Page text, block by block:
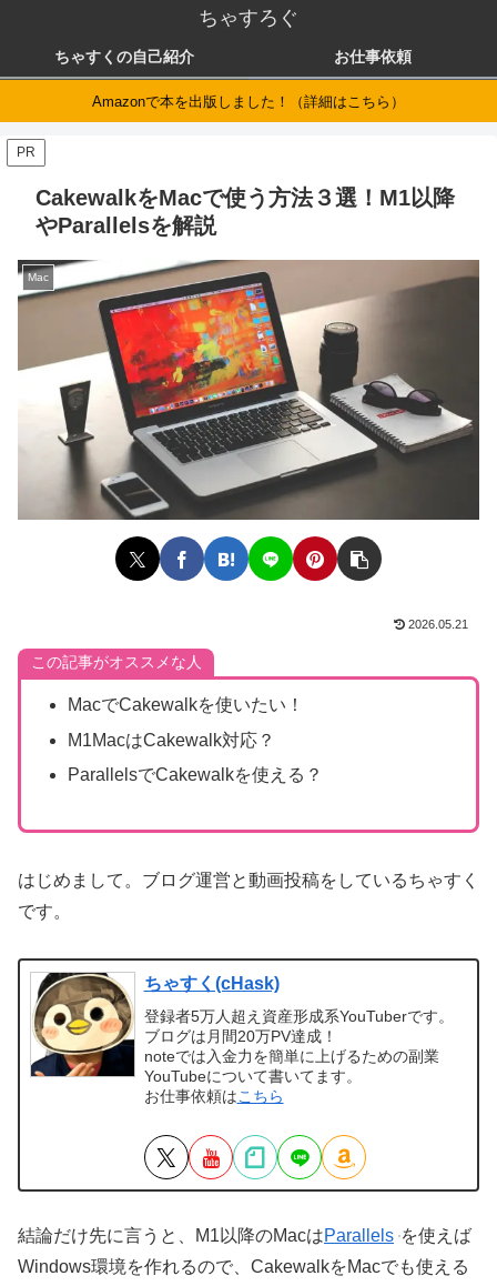
ちゃすろぐ
ちゃすくの自己紹介 お仕事依頼
Amazonで本を出版しました！（詳細はこちら）
PR
CakewalkをMacで使う方法３選！M1以降
やParallelsを解説
Mac
2026.05.21
この記事がオススメな人
MacでCakewalkを使いたい！
M1MacはCakewalk対応？
ParallelsでCakewalkを使える？
はじめまして。ブログ運営と動画投稿をしているちゃすく
です。
ちゃすく(cHask)
登録者5万人超え資産形成系YouTuberです。
ブログは月間20万PV達成！
noteでは入金力を簡単に上げるための副業
YouTubeについて書いてます。
お仕事依頼はこちら
結論だけ先に言うと、M1以降のMacはParallels を使えば
Windows環境を作れるので、CakewalkをMacでも使える